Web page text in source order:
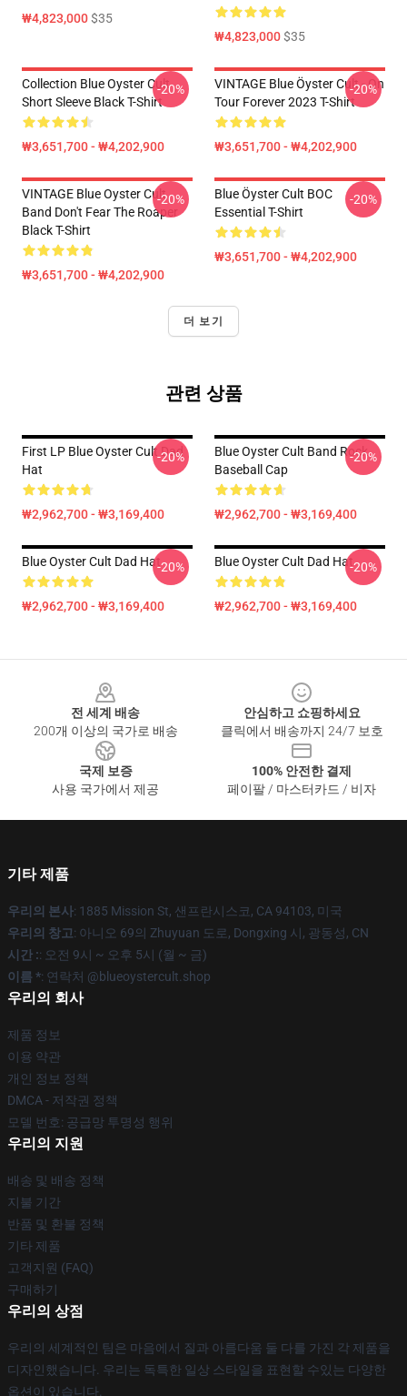
₩4,823,000$35
₩4,823,000$35
Collection Blue Oyster Cult
Short Sleeve Black T-Shirt
₩3,651,700 - ₩4,202,900
-20%
VINTAGE Blue Öyster Cult - On
Tour Forever 2023 T-Shirt
₩3,651,700 - ₩4,202,900
-20%
VINTAGE Blue Oyster Cult
Band Don't Fear The Roaper
Black T-Shirt
₩3,651,700 - ₩4,202,900
-20%
Blue Öyster Cult BOC
Essential T-Shirt
₩3,651,700 - ₩4,202,900
-20%
더 보기
관련 상품
First LP Blue Oyster Cult Dad
Hat
₩2,962,700 - ₩3,169,400
-20%
Blue Oyster Cult Band Rock
Baseball Cap
₩2,962,700 - ₩3,169,400
-20%
Blue Oyster Cult Dad Hat
₩2,962,700 - ₩3,169,400
-20% Blue Oyster Cult Dad Hat
₩2,962,700 - ₩3,169,400
-20%
전 세계 배송
200개 이상의 국가로 배송
안심하고 쇼핑하세요
클릭에서 배송까지 24/7 보호
국제 보증
사용 국가에서 제공
100% 안전한 결제
페이팔 / 마스터카드 / 비자
기타 제품
우리의 본사: 1885 Mission St, 샌프란시스코, CA 94103, 미국
우리의 창고: 아니오 69의 Zhuyuan 도로, Dongxing 시, 광동성, CN
시간 :: 오전 9시 ~ 오후 5시 (월 ~ 금)
이름 *: 연락처 @blueoystercult.shop
우리의 회사
제품 정보
이용 약관
개인 정보 정책
DMCA - 저작권 정책
모델 번호: 공급망 투명성 행위
우리의 지원
배송 및 배송 정책
지불 기간
반품 및 환불 정책
기타 제품
고객지원 (FAQ)
구매하기
우리의 상점
우리의 세계적인 팀은 마음에서 질과 아름다움 둘 다를 가진 각 제품을
디자인했습니다. 우리는 독특한 일상 스타일을 표현할 수있는 다양한
옵션이 있습니다.